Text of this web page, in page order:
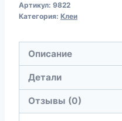
Super
Gel
9822
Супер-
клей
гелевый
Артикул: 9822
Категория: Клеи
Описание
Детали
Отзывы (0)